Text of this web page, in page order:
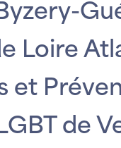
Loire
et
de